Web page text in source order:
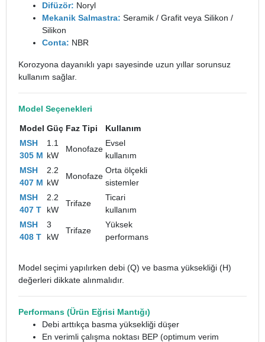
Difüzör: Noryl
Mekanik Salmastra: Seramik / Grafit veya Silikon /
Silikon
Conta: NBR
Korozyona dayanıklı yapı sayesinde uzun yıllar sorunsuz
kullanım sağlar.
Model Seçenekleri
Model Güç Faz Tipi
Kullanım
MSH
305 M
1.1
kW
Monofaze
Evsel
kullanım
MSH
407 M
2.2
kW
Monofaze
Orta ölçekli
sistemler
MSH
407 T
2.2
kW
Trifaze
Ticari
kullanım
MSH
408 T
3
kW
Trifaze
Yüksek
performans
Model seçimi yapılırken debi (Q) ve basma yüksekliği (H)
değerleri dikkate alınmalıdır.
Performans (Ürün Eğrisi Mantığı)
Debi arttıkça basma yüksekliği düşer
En verimli çalışma noktası BEP (optimum verim